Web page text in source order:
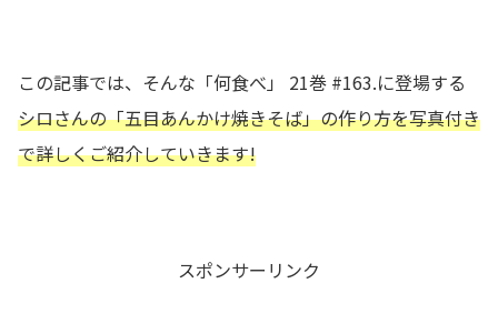
この記事では、そんな「何食べ」 21巻 #163.に登場する
シロさんの「五目あんかけ焼きそば」の作り方を写真付き
で詳しくご紹介していきます!
スポンサーリンク